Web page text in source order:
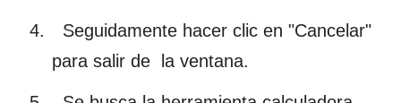
Seguidamente hacer clic en "Cancelar"
para salir de la ventana.